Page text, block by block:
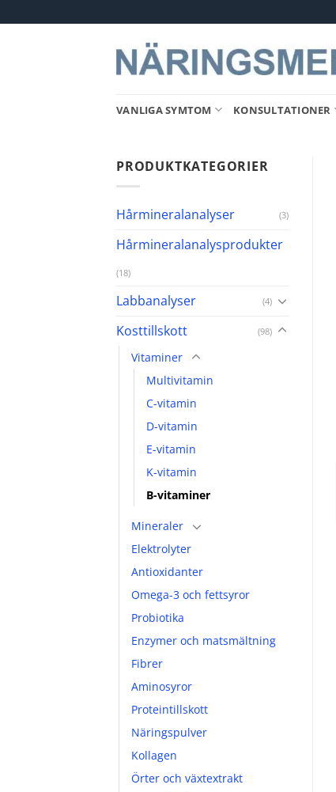
to
VANLIGA SYMTOM KONSULTATIONER
PRODUKTKATEGORIER
Hårmineralanalyser (3)
Hårmineralanalysprodukter
(18)
Labbanalyser (4)
Kosttillskott (98)
Vitaminer
Multivitamin
C-vitamin
D-vitamin
E-vitamin
K-vitamin
B-vitaminer
Mineraler
Elektrolyter
Antioxidanter
Omega-3 och fettsyror
Probiotika
Enzymer och matsmältning
Fibrer
Aminosyror
Proteintillskott
Näringspulver
Kollagen
Örter och växtextrakt